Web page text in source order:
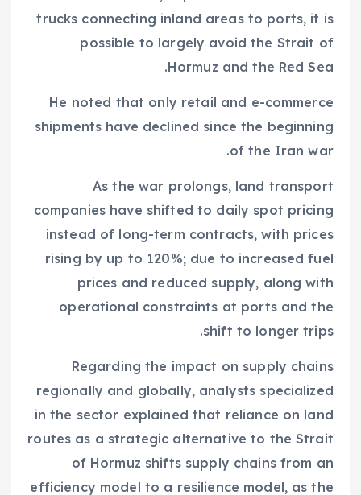
trucks connecting inland areas to ports, it is
possible to largely avoid the Strait of
Hormuz and the Red Sea.
He noted that only retail and e-commerce
shipments have declined since the beginning
of the Iran war.
As the war prolongs, land transport
companies have shifted to daily spot pricing
instead of long-term contracts, with prices
rising by up to 120%; due to increased fuel
prices and reduced supply, along with
operational constraints at ports and the
shift to longer trips.
Regarding the impact on supply chains
regionally and globally, analysts specialized
in the sector explained that reliance on land
routes as a strategic alternative to the Strait
of Hormuz shifts supply chains from an
efficiency model to a resilience model, as the